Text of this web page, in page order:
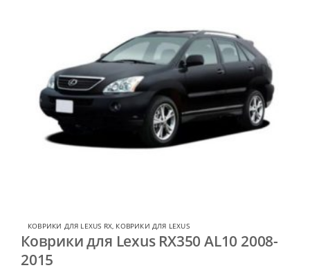
КОВРИКИ ДЛЯ LEXUS RX, КОВРИКИ ДЛЯ LEXUS
Коврики для Lexus RX350 AL10 2008-
2015